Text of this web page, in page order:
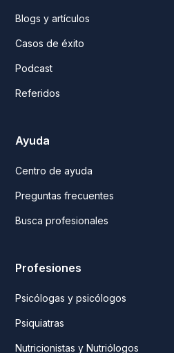
Blogs y artículos
Casos de éxito
Podcast
Referidos
Ayuda
Centro de ayuda
Preguntas frecuentes
Busca profesionales
Profesiones
Psicólogas y psicólogos
Psiquiatras
Nutricionistas y Nutriólogos